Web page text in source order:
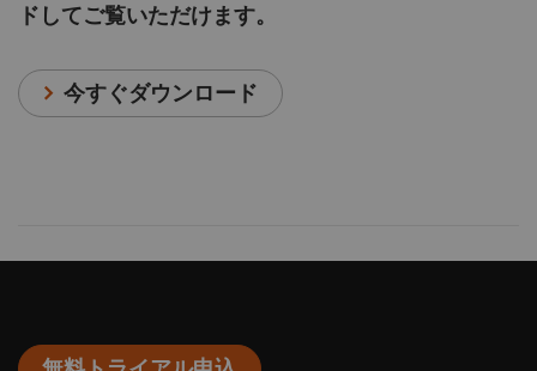
ドしてご覧いただけます。
今すぐダウンロード